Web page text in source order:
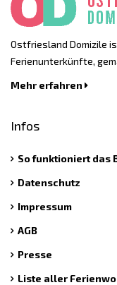
Ostfriesland Domizile
Ferienunterkünfte,
Mehr erfahren
Infos
So funktioniert das
Datenschutz
Impressum
AGB
Presse
Liste aller